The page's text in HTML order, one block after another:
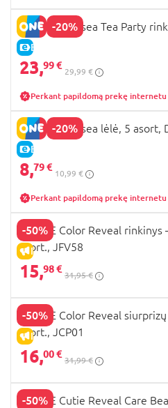
-20%
E-KAINA
BARBIE Chelsea Tea Party
23,99 €
29,99 €
Perkant papildomą prekę internetu
-20%
E-KAINA
BARBIE Chelsea lėlė, 5 asort,
8,79 €
10,99 €
Perkant papildomą prekę internetu
-50%
IŠPARDAVIMAS
BARBIE Color Reveal
asort., JFV58
15,98 €
31,95 €
-50%
IŠPARDAVIMAS
BARBIE Color Reveal
asort., JCP01
16,00 €
31,99 €
-50%
BARBIE Cutie Reveal Care